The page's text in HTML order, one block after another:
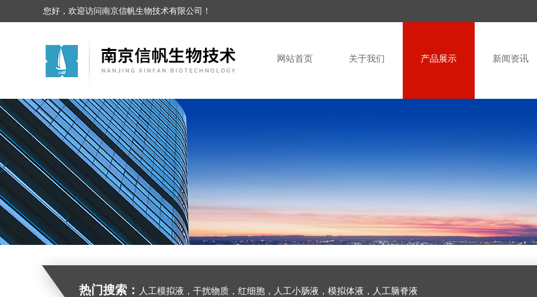
您好，欢迎访问南京信帆生物技术有限公司！
网站首页 关于我们 产品展示 新闻资讯
热门搜索： 人工模拟液，干扰物质，红细胞，人工小肠液，模拟体液，人工脑脊液